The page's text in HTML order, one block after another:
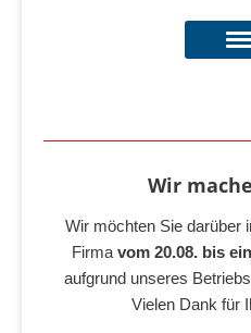
Wir
Wir möchten Sie darüber
Firma vom 20.08. bis
aufgrund unseres
Vielen Dank für